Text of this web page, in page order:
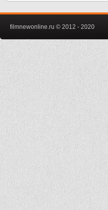
filmnewonline.ru © 2012 - 2020